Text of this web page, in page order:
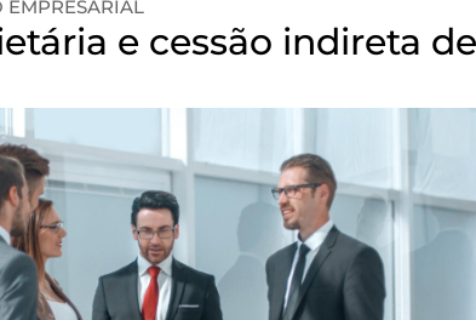
EMPRESARIAL
e cessão indireta de